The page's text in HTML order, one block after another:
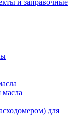
и заправочные
для